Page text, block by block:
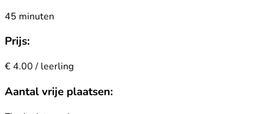
45 minuten
Prijs:
€ 4.00 / leerling
Aantal vrije plaatsen: